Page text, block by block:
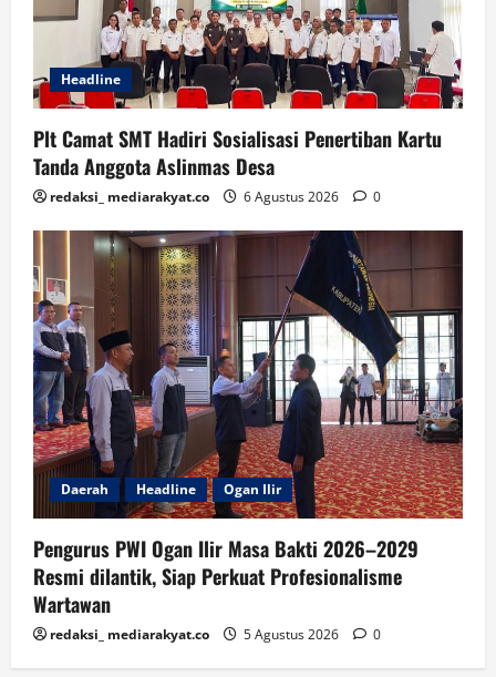
Headline
Plt Camat SMT Hadiri Sosialisasi Penertiban Kartu
Tanda Anggota Aslinmas Desa
redaksi_ mediarakyat.co 6 Agustus 2026 0
Daerah Headline Ogan Ilir
Pengurus PWI Ogan Ilir Masa Bakti 2026–2029
Resmi dilantik, Siap Perkuat Profesionalisme
Wartawan
redaksi_ mediarakyat.co 5 Agustus 2026 0